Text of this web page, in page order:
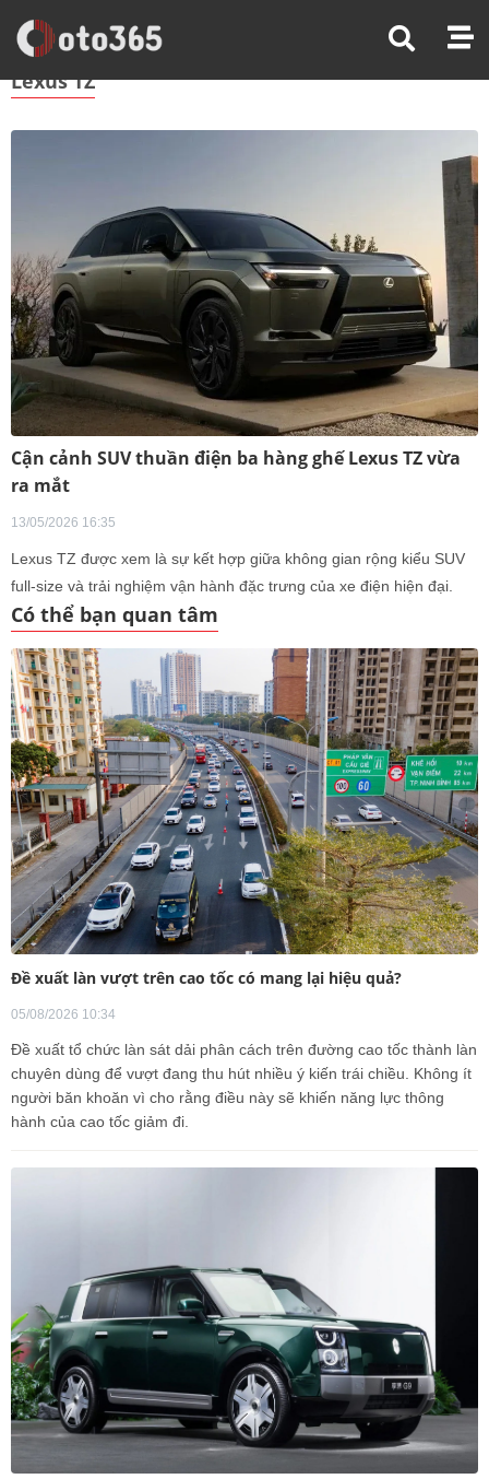
Trang Chủ Lexus TZ
Lexus TZ
Cận cảnh SUV thuần điện ba hàng ghế Lexus TZ vừa
ra mắt
13/05/2026 16:35
Lexus TZ được xem là sự kết hợp giữa không gian rộng kiểu SUV
full-size và trải nghiệm vận hành đặc trưng của xe điện hiện đại.
Có thể bạn quan tâm
Đề xuất làn vượt trên cao tốc có mang lại hiệu quả?
05/08/2026 10:34
Đề xuất tổ chức làn sát dải phân cách trên đường cao tốc thành làn
chuyên dùng để vượt đang thu hút nhiều ý kiến trái chiều. Không ít
người băn khoăn vì cho rằng điều này sẽ khiến năng lực thông
hành của cao tốc giảm đi.